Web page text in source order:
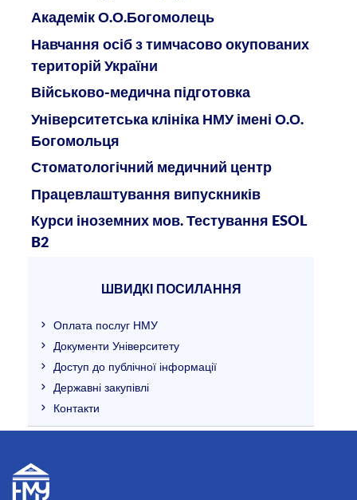
Академік О.О.Богомолець
Навчання осіб з тимчасово окупованих
територій України
Військово-медична підготовка
Університетська клініка НМУ імені О.О.
Богомольця
Стоматологічний медичний центр
Працевлаштування випускників
Курси іноземних мов. Тестування ESOL
B2
ШВИДКІ ПОСИЛАННЯ
Оплата послуг НМУ
Документи Університету
Доступ до публічної інформації
Державні закупівлі
Контакти